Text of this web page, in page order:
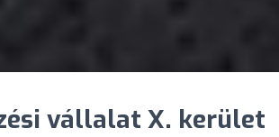
vállalat X. kerület